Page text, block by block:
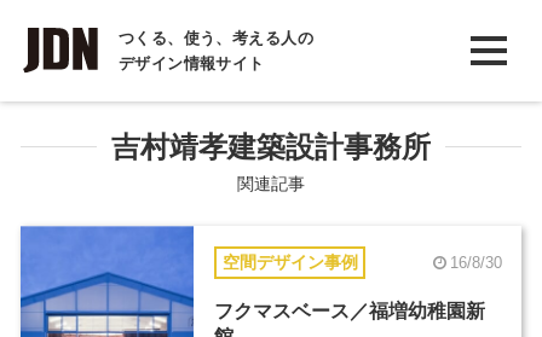
つくる、使う、考える人の
デザイン情報サイト
INTERVIEW
インタビュー
REPORT
COLUMN
吉村靖孝建築設計事務所
関連記事
空間デザイン事例 16/8/30
フクマスベース／福増幼稚園新